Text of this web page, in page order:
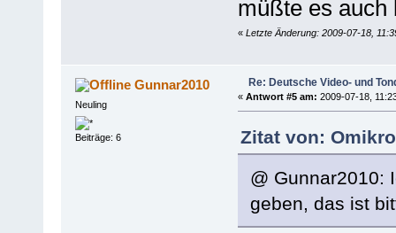
müßte es auch
« Letzte Änderung: 2009-07-18,
Gunnar2010
Neuling
Beiträge: 6
Re: Deutsche Video- und
« Antwort #5 am: 2009-07-18,
Zitat von:
@ Gunnar2010:
geben, das ist